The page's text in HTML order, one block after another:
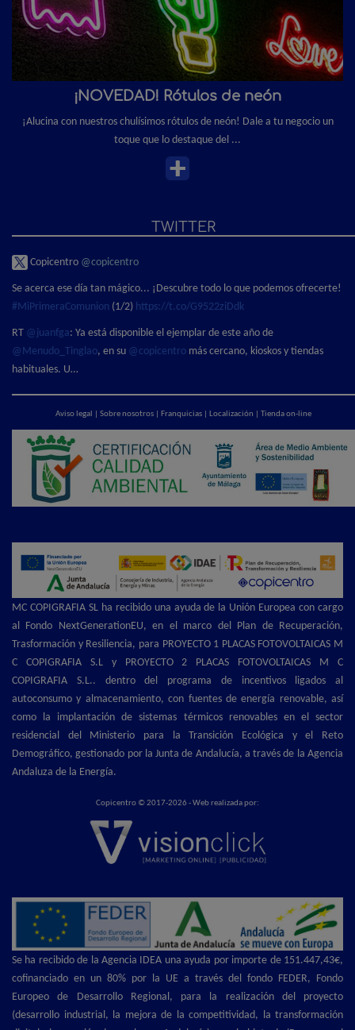
¡NOVEDAD! Rótulos de neón
¡Alucina con nuestros chulísimos rótulos de neón! Dale a tu negocio un
toque que lo destaque del ...
TWITTER
Copicentro @copicentro
Se acerca ese día tan mágico... ¡Descubre todo lo que podemos ofrecerte!
#MiPrimeraComunion (1/2) https://t.co/G9522ziDdk
RT @juanfga: Ya está disponible el ejemplar de este año de
@Menudo_Tinglao, en su @copicentro más cercano, kioskos y tiendas
habituales. U…
Aviso legal | Sobre nosotros | Franquicias | Localización | Tienda on-line
MC COPIGRAFIA SL ha recibido una ayuda de la Unión Europea con cargo
al Fondo NextGenerationEU, en el marco del Plan de Recuperación,
Trasformación y Resiliencia, para PROYECTO 1 PLACAS FOTOVOLTAICAS M
C COPIGRAFIA S.L y PROYECTO 2 PLACAS FOTOVOLTAICAS M C
COPIGRAFIA S.L.. dentro del programa de incentivos ligados al
autoconsumo y almacenamiento, con fuentes de energía renovable, así
como la implantación de sistemas térmicos renovables en el sector
residencial del Ministerio para la Transición Ecológica y el Reto
Demográfico, gestionado por la Junta de Andalucía, a través de la Agencia
Andaluza de la Energía.
Copicentro © 2017-2026 - Web realizada por:
Se ha recibido de la Agencia IDEA una ayuda por importe de 151.447,43€,
cofinanciado en un 80% por la UE a través del fondo FEDER, Fondo
Europeo de Desarrollo Regional, para la realización del proyecto
(desarrollo industrial, la mejora de la competitividad, la transformación